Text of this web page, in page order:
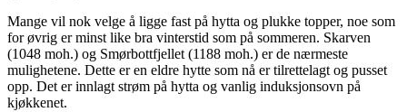
Mange vil nok velge å ligge fast på hytta og plukke topper, noe som
for øvrig er minst like bra vinterstid som på sommeren. Skarven
(1048 moh.) og Smørbottfjellet (1188 moh.) er de nærmeste
mulighetene. Dette er en eldre hytte som nå er tilrettelagt og pusset
opp. Det er innlagt strøm på hytta og vanlig induksjonsovn på
kjøkkenet.